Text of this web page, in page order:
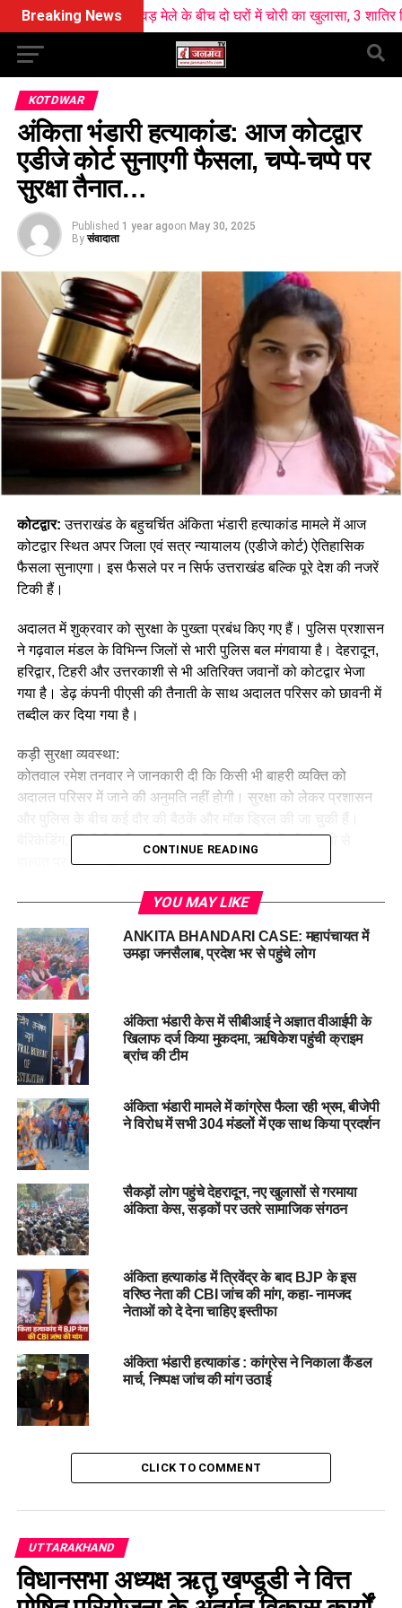
Breaking News
कांवड़ मेले के बीच दो घरों में चोरी का खुलासा, 3 शातिर गिरफ्तार; ₹5 लाख
KOTDWAR
अंकिता भंडारी हत्याकांड: आज कोटद्वार
एडीजे कोर्ट सुनाएगी फैसला, चप्पे-चप्पे पर
सुरक्षा तैनात…
Published 1 year agoon May 30, 2025
By संवादाता
कोटद्वार: उत्तराखंड के बहुचर्चित अंकिता भंडारी हत्याकांड मामले में आज
कोटद्वार स्थित अपर जिला एवं सत्र न्यायालय (एडीजे कोर्ट) ऐतिहासिक
फैसला सुनाएगा। इस फैसले पर न सिर्फ उत्तराखंड बल्कि पूरे देश की नजरें
टिकी हैं।
अदालत में शुक्रवार को सुरक्षा के पुख्ता प्रबंध किए गए हैं। पुलिस प्रशासन
ने गढ़वाल मंडल के विभिन्न जिलों से भारी पुलिस बल मंगवाया है। देहरादून,
हरिद्वार, टिहरी और उत्तरकाशी से भी अतिरिक्त जवानों को कोटद्वार भेजा
गया है। डेढ़ कंपनी पीएसी की तैनाती के साथ अदालत परिसर को छावनी में
तब्दील कर दिया गया है।
कड़ी सुरक्षा व्यवस्था:
कोतवाल रमेश तनवार ने जानकारी दी कि किसी भी बाहरी व्यक्ति को
अदालत परिसर में जाने की अनुमति नहीं होगी। सुरक्षा को लेकर प्रशासन
बैरिकेडिंग, सीसीटीवी निगरानी, और वरिष्ठ अधिकारियों की तैनाती से
हालात पर नजर रखी जा रही है।
अब तक का घटनाक्रम:
19 सितंबर 2022: अंकिता भंडारी की हत्या का मामला सामने
आया।
30 जनवरी 2023: एडीजे कोर्ट में सुनवाई शुरू।
500 पन्नों का चार्जशीट दाखिल, SIT ने 97 गवाह बनाए।
47 अहम गवाहों की अदालत में गवाही कराई गई।
28 मार्च 2023: अभियोजन पक्ष की गवाही शुरू हुई।
19 मई 2025: दोनों पक्षों की बहस पूरी हुई।
आरोपी:
पुलकित आर्य (वनंत्रा रिज़ॉर्ट मालिक)
सौरभ भास्कर (कर्मचारी)
अंकित गुप्ता (कर्मचारी)
तीनों पर अंकिता भंडारी की हत्या का आरोप है। जनता में इस मामले को
लेकर जबरदस्त आक्रोश रहा है। कोटद्वार, पौड़ी, ऋषिकेश और देहरादून
फैसला ऐतिहासिक माना जा रहा
अदालत के इस फैसले से न केवल पीड़ित परिवार को न्याय मिलने की उम्मीद
है, बल्कि यह फैसला महिलाओं की सुरक्षा और न्याय व्यवस्था पर भी एक बड़ा
CONTINUE READING
YOU MAY LIKE
ANKITA BHANDARI CASE: महापंचायत में
उमड़ा जनसैलाब, प्रदेश भर से पहुंचे लोग
अंकिता भंडारी केस में सीबीआई ने अज्ञात वीआईपी के
खिलाफ दर्ज किया मुकदमा, ऋषिकेश पहुंची क्राइम
ब्रांच की टीम
अंकिता भंडारी मामले में कांग्रेस फैला रही भ्रम, बीजेपी
ने विरोध में सभी 304 मंडलों में एक साथ किया प्रदर्शन
सैकड़ों लोग पहुंचे देहरादून, नए खुलासों से गरमाया
अंकिता केस, सड़कों पर उतरे सामाजिक संगठन
अंकिता हत्याकांड में त्रिवेंद्र के बाद BJP के इस
वरिष्ठ नेता की CBI जांच की मांग, कहा- नामजद
नेताओं को दे देना चाहिए इस्तीफा
अंकिता भंडारी हत्याकांड : कांग्रेस ने निकाला कैंडल
मार्च, निष्पक्ष जांच की मांग उठाई
CLICK TO COMMENT
UTTARAKHAND
विधानसभा अध्यक्ष ऋतु खण्डूडी ने वित्त